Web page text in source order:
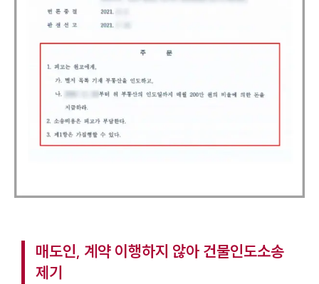
매도인, 계약 이행하지 않아 건물인도소송
제기